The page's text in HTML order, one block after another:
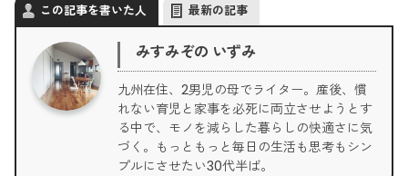
この記事を書いた人 最新の記事
みすみぞの いずみ
九州在住、2男児の母でライター。産後、慣
れない育児と家事を必死に両立させようとす
る中で、モノを減らした暮らしの快適さに気
づく。もっともっと毎日の生活も思考もシン
プルにさせたい30代半ば。